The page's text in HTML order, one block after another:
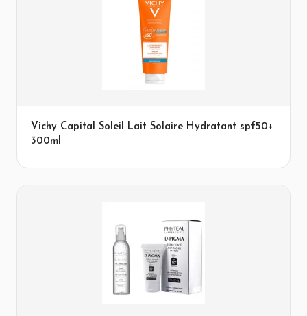
Vichy Capital Soleil Lait Solaire Hydratant spf50+
300ml